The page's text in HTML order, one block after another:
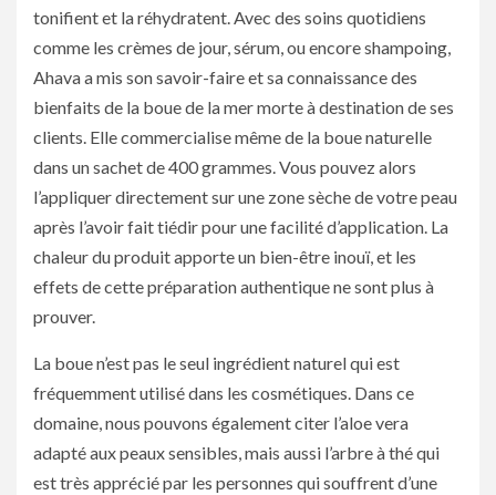
tonifient et la réhydratent. Avec des soins quotidiens
comme les crèmes de jour, sérum, ou encore shampoing,
Ahava a mis son savoir-faire et sa connaissance des
bienfaits de la boue de la mer morte à destination de ses
clients. Elle commercialise même de la boue naturelle
dans un sachet de 400 grammes. Vous pouvez alors
l’appliquer directement sur une zone sèche de votre peau
après l’avoir fait tiédir pour une facilité d’application. La
chaleur du produit apporte un bien-être inouï, et les
effets de cette préparation authentique ne sont plus à
prouver.
La boue n’est pas le seul ingrédient naturel qui est
fréquemment utilisé dans les cosmétiques. Dans ce
domaine, nous pouvons également citer l’aloe vera
adapté aux peaux sensibles, mais aussi l’arbre à thé qui
est très apprécié par les personnes qui souffrent d’une